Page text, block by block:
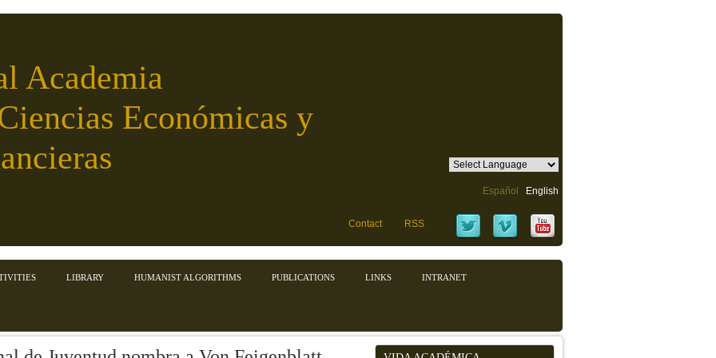
Academia
Económicas y
Español English
Contact RSS
LIBRARY HUMANIST ALGORITHMS PUBLICATIONS LINKS INTRANET